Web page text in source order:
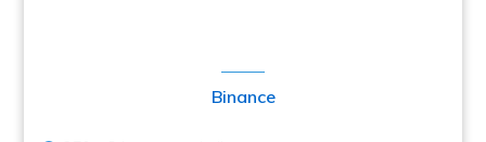
Binance